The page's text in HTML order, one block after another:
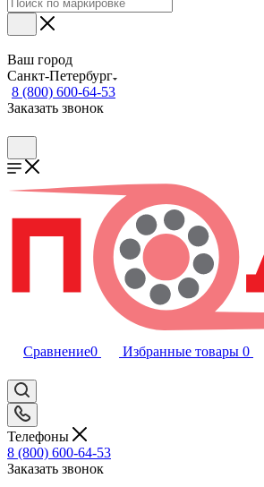
Ваш город
Санкт-Петербург
8 (800) 600-64-53
Заказать звонок
Сравнение0 Избранные товары 0
Телефоны
8 (800) 600-64-53
Заказать звонок